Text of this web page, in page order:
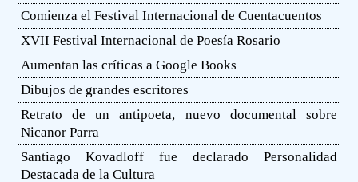
Comienza el Festival Internacional de Cuentacuentos
XVII Festival Internacional de Poesía Rosario
Aumentan las críticas a Google Books
Dibujos de grandes escritores
Retrato de un antipoeta, nuevo documental sobre
Nicanor Parra
Santiago Kovadloff fue declarado Personalidad
Destacada de la Cultura